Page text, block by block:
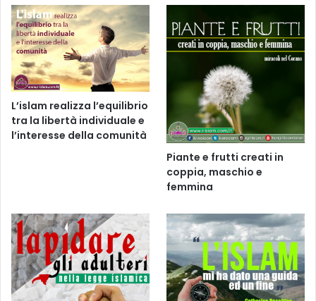
L’islam realizza l’equilibrio
tra la libertà individuale e
l’interesse della comunità
Piante e frutti creati in
coppia, maschio e
femmina